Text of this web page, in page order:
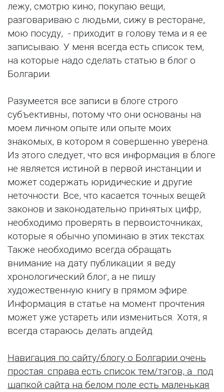
лежу, смотрю кино, покупаю вещи,
разговариваю с людьми, сижу в ресторане,
мою посуду, - приходит в голову тема и я ее
записываю. У меня всегда есть список тем,
на которые надо сделать статью в блог о
Болгарии.
Разумеется все записи в блоге строго
субъективны, потому что они основаны на
моем личном опыте или опыте моих
знакомых, в котором я совершенно уверена.
Из этого следует, что вся информация в блоге
не является истиной в первой инстанции и
может содержать юридические и другие
неточности. Все, что касается точных вещей:
законов и законодательно принятых цифр,
необходимо проверять в первоисточниках,
которые я обычно упоминаю в этих текстах.
Также необходимо всегда обращать
внимание на дату публикации: я веду
хронологический блог, а не пишу
художественную книгу в прямом эфире.
Информация в статье на момент прочтения
может уже устареть или измениться. Хотя, я
всегда стараюсь делать апдейд.
Навигация по сайту/блогу о Болгарии очень
простая: справа есть список тем/тэгов, а под
шапкой сайта на белом поле есть маленькая